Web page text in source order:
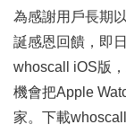
為感謝用戶長期
誕感恩回饋，即
whoscall iOS版
機會把Apple
家。下載